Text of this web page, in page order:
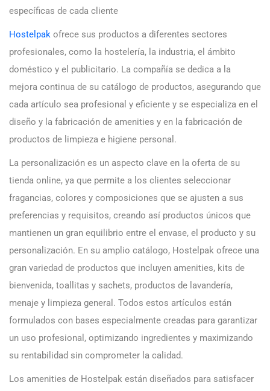
específicas de cada cliente
Hostelpak ofrece sus productos a diferentes sectores
profesionales, como la hostelería, la industria, el ámbito
doméstico y el publicitario. La compañía se dedica a la
mejora continua de su catálogo de productos, asegurando que
cada artículo sea profesional y eficiente y se especializa en el
diseño y la fabricación de amenities y en la fabricación de
productos de limpieza e higiene personal.
La personalización es un aspecto clave en la oferta de su
tienda online, ya que permite a los clientes seleccionar
fragancias, colores y composiciones que se ajusten a sus
preferencias y requisitos, creando así productos únicos que
mantienen un gran equilibrio entre el envase, el producto y su
personalización. En su amplio catálogo, Hostelpak ofrece una
gran variedad de productos que incluyen amenities, kits de
bienvenida, toallitas y sachets, productos de lavandería,
menaje y limpieza general. Todos estos artículos están
formulados con bases especialmente creadas para garantizar
un uso profesional, optimizando ingredientes y maximizando
su rentabilidad sin comprometer la calidad.
Los amenities de Hostelpak están diseñados para satisfacer